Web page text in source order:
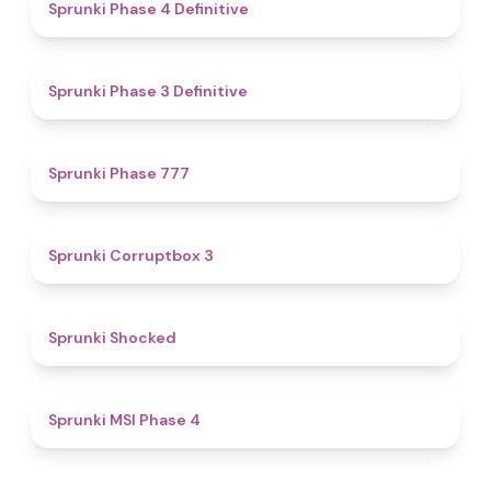
Sprunki Phase 4 Definitive
Sprunki Phase 3 Definitive
Sprunki Phase 777
Sprunki Corruptbox 3
Sprunki Shocked
Sprunki MSI Phase 4